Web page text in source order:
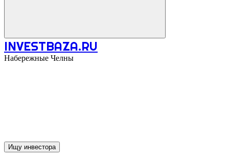
INVESTBAZA.RU
Набережные Челны
Ищу инвестора